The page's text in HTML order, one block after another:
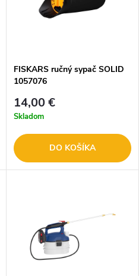
FISKARS ručný sypač SOLID
1057076
14,00 €
Skladom
DO KOŠÍKA